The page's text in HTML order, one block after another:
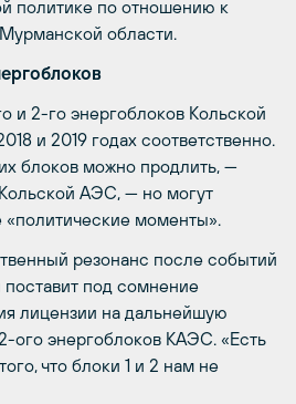
политике по отношению к
области.
и 2-го энергоблоков Кольской
и 2019 годах соответственно.
блоков можно продлить, —
АЭС, — но могут
«политические моменты».
резонанс после событий
под сомнение
лицензии на дальнейшую
ого энергоблоков КАЭС. «Есть
что блоки 1 и 2 нам не